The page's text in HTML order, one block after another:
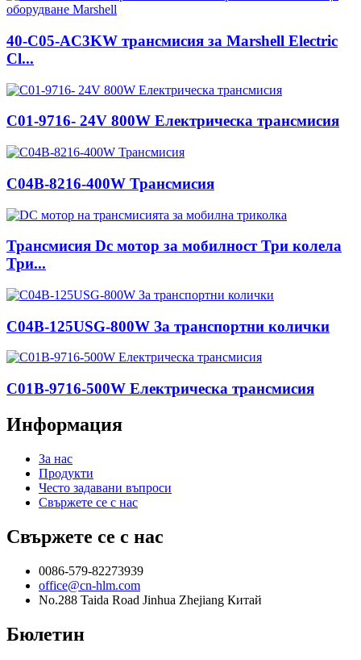
40-C05-AC3KW трансмисия за Marshell Electric
Cl...
C01-9716- 24V 800W Електрическа трансмисия
C04B-8216-400W Трансмисия
Трансмисия Dc мотор за мобилност Три колела
Три...
C04B-125USG-800W За транспортни колички
C01B-9716-500W Електрическа трансмисия
Информация
За нас
Продукти
Често задавани въпроси
Свържете се с нас
Свържете се с нас
0086-579-82273939
office@cn-hlm.com
No.288 Taida Road Jinhua Zhejiang Китай
Бюлетин